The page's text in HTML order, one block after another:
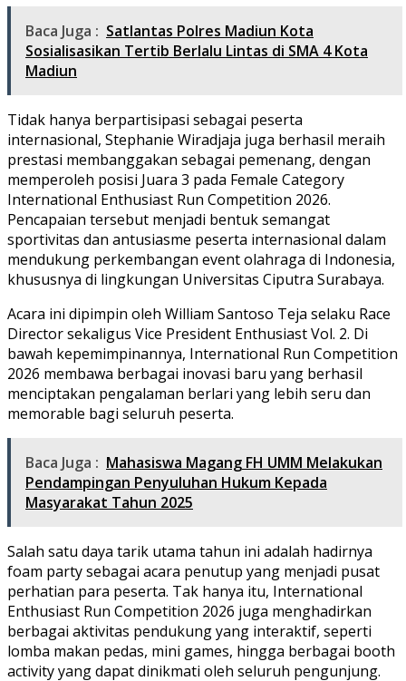
Baca Juga : Satlantas Polres Madiun Kota
Sosialisasikan Tertib Berlalu Lintas di SMA 4 Kota
Madiun
Tidak hanya berpartisipasi sebagai peserta
internasional, Stephanie Wiradjaja juga berhasil meraih
prestasi membanggakan sebagai pemenang, dengan
memperoleh posisi Juara 3 pada Female Category
International Enthusiast Run Competition 2026.
Pencapaian tersebut menjadi bentuk semangat
sportivitas dan antusiasme peserta internasional dalam
mendukung perkembangan event olahraga di Indonesia,
khususnya di lingkungan Universitas Ciputra Surabaya.
Acara ini dipimpin oleh William Santoso Teja selaku Race
Director sekaligus Vice President Enthusiast Vol. 2. Di
bawah kepemimpinannya, International Run Competition
2026 membawa berbagai inovasi baru yang berhasil
menciptakan pengalaman berlari yang lebih seru dan
memorable bagi seluruh peserta.
Baca Juga : Mahasiswa Magang FH UMM Melakukan
Pendampingan Penyuluhan Hukum Kepada
Masyarakat Tahun 2025
Salah satu daya tarik utama tahun ini adalah hadirnya
foam party sebagai acara penutup yang menjadi pusat
perhatian para peserta. Tak hanya itu, International
Enthusiast Run Competition 2026 juga menghadirkan
berbagai aktivitas pendukung yang interaktif, seperti
lomba makan pedas, mini games, hingga berbagai booth
activity yang dapat dinikmati oleh seluruh pengunjung.